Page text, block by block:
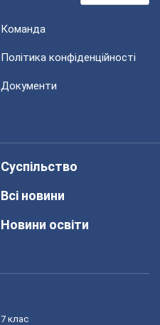
Команда
Політика конфіденційності
Документи
Суспільство
Всі новини
Новини освіти
7 клас